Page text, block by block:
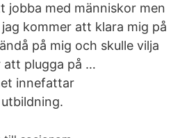
jobba med människor men
kommer att klara mig på
på mig och skulle vilja
att plugga på …
innefattar